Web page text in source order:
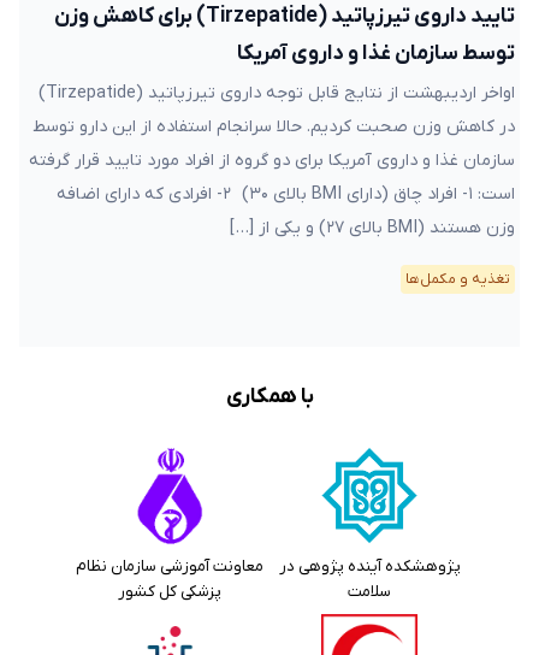
تایید داروی تیرزپاتید (Tirzepatide) برای کاهش وزن
توسط سازمان غذا و داروی آمریکا
اواخر اردیبهشت از نتایج قابل توجه داروی تیرزپاتید (Tirzepatide)
در کاهش وزن صحبت کردیم. حالا سرانجام استفاده از این دارو توسط
سازمان غذا و داروی آمریکا برای دو گروه از افراد مورد تایید قرار گرفته
است: ۱- افراد چاق (دارای BMI بالای ۳۰) ۲- افرادی که دارای اضافه
وزن هستند (BMI بالای ۲۷) و یکی از […]
تغذیه و مکمل‌ها
با همکاری
پژوهشکده آینده پژوهی در
سلامت
معاونت آموزشی سازمان نظام
پزشکی کل کشور